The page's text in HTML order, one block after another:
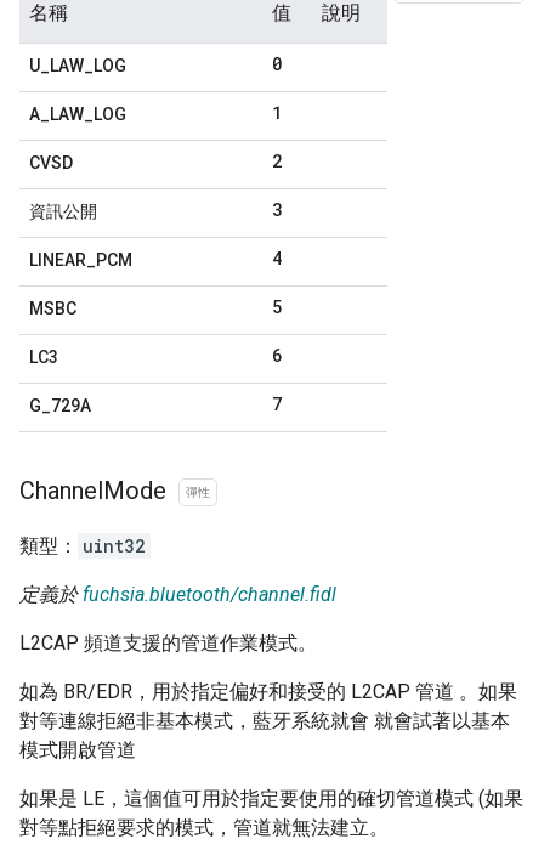
名稱 值 說明
U LAW LOG 0
A LAW LOG 1
CVSD 2
資訊公開 3
LINEAR PCM 4
MSBC 5
LC3 6
G 729A 7
ChannelMode 彈性
類型： uint32
定義於 fuchsia.bluetooth/channel.fidl
L2CAP 頻道支援的管道作業模式。
如為 BR/EDR，用於指定偏好和接受的 L2CAP 管道 。如果
對等連線拒絕非基本模式，藍牙系統就會 就會試著以基本
模式開啟管道
如果是 LE，這個值可用於指定要使用的確切管道模式 (如果
對等點拒絕要求的模式，管道就無法建立。